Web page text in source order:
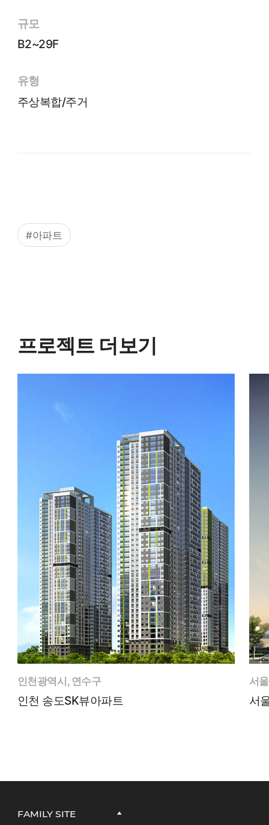
규모
B2~29F
유형
주상복합/주거
#아파트
프로젝트 더보기
인천광역시, 연수구
인천 송도SK뷰아파트
서
서
FAMILY SITE